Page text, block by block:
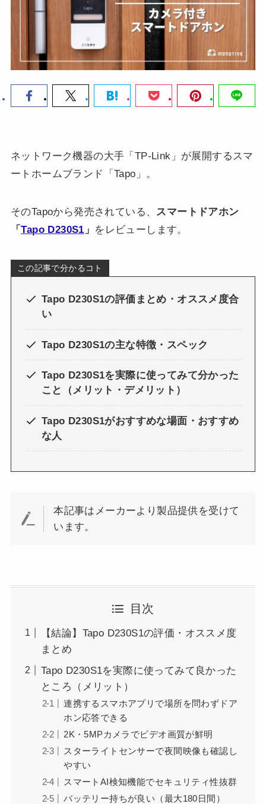
ネットワーク機器の大手「TP-Link」が展開するスマ
ートホームブランド「Tapo」。
そのTapoから発売されている、 スマートドアホン
「Tapo D230S1 」 をレビューします。
この記事で分かるコト
Tapo D230S1の評価まとめ・オススメ度合
い
Tapo D230S1の主な特徴・スペック
Tapo D230S1を実際に使ってみて分かった
こと（メリット・デメリット）
Tapo D230S1がおすすめな場面・おすすめ
な人
本記事はメーカーより製品提供を受けて
います。
目次
【結論】Tapo D230S1の評価・オススメ度
まとめ
Tapo D230S1を実際に使ってみて良かった
ところ（メリット）
連携するスマホアプリで場所を問わずドア
ホン応答できる
2K・5MPカメラでビデオ画質が鮮明
スターライトセンサーで夜間映像も確認し
やすい
スマートAI検知機能でセキュリティ性抜群
バッテリー持ちが良い（最大180日間）